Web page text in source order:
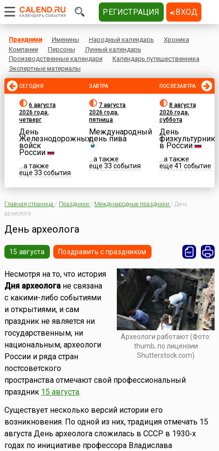
Праздники Именины Народный календарь
Хроника
Компании
Персоны
Лунный календарь
Производственные календари
Календарь путешественника
Экспертные материалы
СЕГОДНЯ
6 августа
2026 года,
четверг
День
Железнодорожных
войск
России
...а также
еще 33 события
ЗАВТРА
7 августа
2026 года,
пятница
Международный
день пива
...а также
еще 33 события
ПОСЛЕЗАВТРА
8 августа
2026 года,
суббота
День
физкультурника
в России
...а также
еще 41 событие
Главная страница / Праздники / Международные праздники / День
археолога
День археолога
15 августа Поздравить с праздником
Археологи работают (Фото:
thumb, по лицензии
Shutterstock.com)
Несмотря на то, что история
Дня археологане связана
с какими-либо событиями
и открытиями, и сам
праздник не является ни
государственным, ни
национальным, археологи
России и ряда стран
постсоветского
пространства отмечают свой профессиональный
праздник 15 августа.
Существует несколько версий истории его
возникновения. По одной из них, традиция отмечать 15
августа День археолога сложилась в СССР в 1930‑х
годах по инициативе профессора Владислава
РЕГИСТРАЦИЯ ВХОД